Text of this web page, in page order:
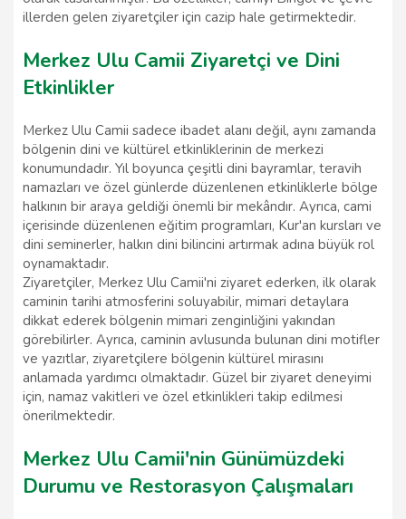
illerden gelen ziyaretçiler için cazip hale getirmektedir.
Merkez Ulu Camii Ziyaretçi ve Dini
Etkinlikler
Merkez Ulu Camii sadece ibadet alanı değil, aynı zamanda
bölgenin dini ve kültürel etkinliklerinin de merkezi
konumundadır. Yıl boyunca çeşitli dini bayramlar, teravih
namazları ve özel günlerde düzenlenen etkinliklerle bölge
halkının bir araya geldiği önemli bir mekândır. Ayrıca, cami
içerisinde düzenlenen eğitim programları, Kur'an kursları ve
dini seminerler, halkın dini bilincini artırmak adına büyük rol
oynamaktadır.
Ziyaretçiler, Merkez Ulu Camii'ni ziyaret ederken, ilk olarak
caminin tarihi atmosferini soluyabilir, mimari detaylara
dikkat ederek bölgenin mimari zenginliğini yakından
görebilirler. Ayrıca, caminin avlusunda bulunan dini motifler
ve yazıtlar, ziyaretçilere bölgenin kültürel mirasını
anlamada yardımcı olmaktadır. Güzel bir ziyaret deneyimi
için, namaz vakitleri ve özel etkinlikleri takip edilmesi
önerilmektedir.
Merkez Ulu Camii'nin Günümüzdeki
Durumu ve Restorasyon Çalışmaları